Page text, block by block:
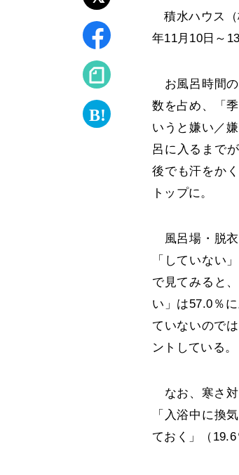
積水ハウス（
年11月10日～
お風呂時間の
数を占め、「
いうと嫌い／
呂に入るまで
後でも汗をか
トップに。
風呂場・脱衣
「していない
で見てみると
い」は57.0％
ていないので
ントしている。
なお、寒さ対
「入浴中に換
ておく」（19.6